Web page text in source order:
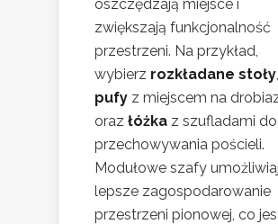
oszczędzają miejsce i
zwiększają funkcjonalność
przestrzeni. Na przykład,
wybierz rozkładane stoły,
pufy z miejscem na
oraz łóżka z szufladami do
przechowywania pościeli.
Modułowe szafy
lepsze zagospodarowanie
przestrzeni pionowej, co